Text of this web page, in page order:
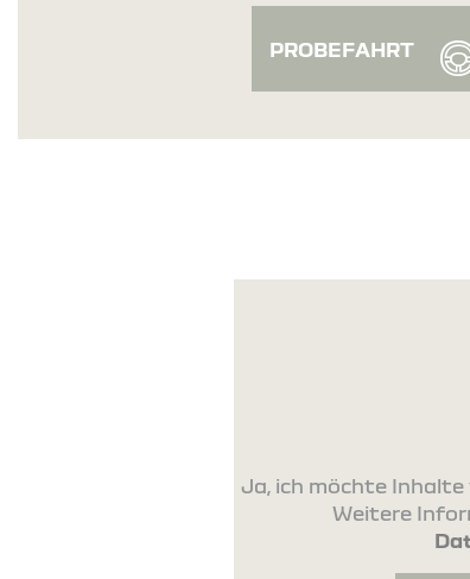
PROBEFAHRT
Ja, ich möchte Inhalte
Weitere